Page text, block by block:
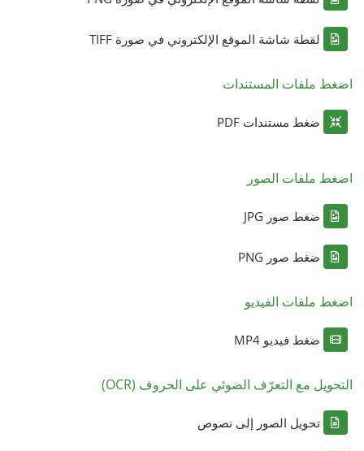
لقطة شاشة الموقع الإلكتروني في صورة TIFF
اضغط ملفات المستندات
ضغط مستندات PDF
اضغط ملفات الصور
ضغط صور JPG
ضغط صور PNG
اضغط ملفات الفيديو
ضغط فيديو MP4
التحويل مع التعرّف الضوئي على الحروف (OCR)
تحويل الصور إلى نصوص